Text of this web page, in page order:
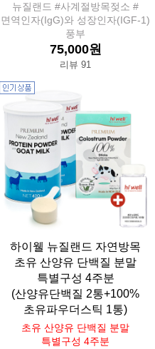
뉴질랜드 #사계절방목젖소 #
면역인자(IgG)와 성장인자(IGF-1)
풍부
75,000원
리뷰 91
하이웰 뉴질랜드 자연방목
초유 산양유 단백질 분말
특별구성 4주분
(산양유단백질 2통+100%
초유파우더스틱 1통)
초유 산양유 단백질 분말
특별구성 4주분